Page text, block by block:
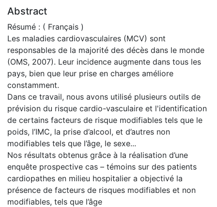
Abstract
Résumé : ( Français )
Les maladies cardiovasculaires (MCV) sont
responsables de la majorité des décès dans le monde
(OMS, 2007). Leur incidence augmente dans tous les
pays, bien que leur prise en charges améliore
constamment.
Dans ce travail, nous avons utilisé plusieurs outils de
prévision du risque cardio-vasculaire et l'identification
de certains facteurs de risque modifiables tels que le
poids, l’IMC, la prise d’alcool, et d’autres non
modifiables tels que l’âge, le sexe...
Nos résultats obtenus grâce à la réalisation d’une
enquête prospective cas – témoins sur des patients
cardiopathes en milieu hospitalier a objectivé la
présence de facteurs de risques modifiables et non
modifiables, tels que l’âge